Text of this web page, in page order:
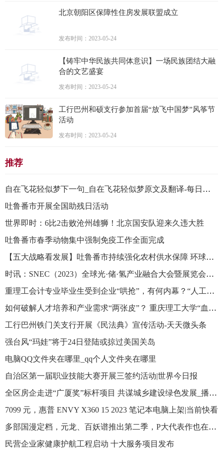
北京朝阳区保障性住房发展联盟成立
发布时间：2023-05-24
【铸牢中华民族共同体意识】一场民族团结大融
合的文艺盛宴
发布时间：2023-05-24
工行巴州和硕支行参加首届“放飞中国梦”风筝节
活动
发布时间：2023-05-24
推荐
自在飞花轻似梦下一句_自在飞花轻似梦原文及翻译-每日观察
吐鲁番市开展全国助残日活动
世界即时：6比2击败沧州雄狮！北京国安队迎来久违大胜
吐鲁番市春季动物集中强制免疫工作全面完成
【五大战略看发展】吐鲁番市持续强化农村供水保障 环球时快讯
时讯：SNEC（2023）全球光·储·氢产业融合大会暨展览会在上海举行
重理工会计专业毕业生受到企业“哄抢”，有何内幕？“人工智能+”培养模式值得一提！_环球快资讯
如何破解人才培养和产业需求“两张皮”？ 重庆理工大学“血缘式”现代产业学院交出 “硬核”答卷-全球球精选
工行巴州铁门关支行开展《民法典》宣传活动-天天微头条
强台风“玛娃”将于24日登陆或掠过美国关岛
电脑QQ文件夹在哪里_qq个人文件夹在哪里
自治区第一届职业技能大赛开展三签约活动|世界今日报
全区房企走进“广厦奖”标杆项目 共谋城乡建设绿色发展_播资讯
7099 元，惠普 ENVY X360 15 2023 笔记本电脑上架|当前快看
多部国漫定档，元龙、百妖谱推出第二季，P大代表作也在其中|头条焦点
民营企业家健康护航工程启动 十大服务项目发布